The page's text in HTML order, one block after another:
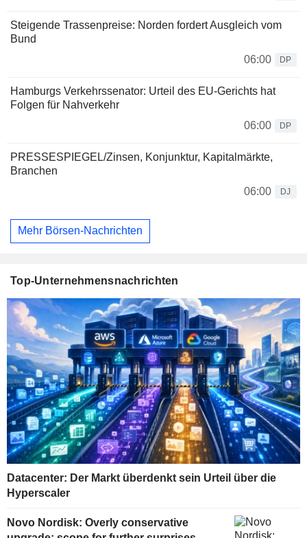
Steigende Trassenpreise: Norden fordert Ausgleich vom
Bund
06:00
DP
Hamburgs Verkehrssenator: Urteil des EU-Gerichts hat
Folgen für Nahverkehr
06:00
DP
PRESSESPIEGEL/Zinsen, Konjunktur, Kapitalmärkte,
Branchen
06:00
DJ
Mehr Börsen-Nachrichten
Top-Unternehmensnachrichten
Datacenter: Der Markt überdenkt sein Urteil über die
Hyperscaler
Novo Nordisk: Overly conservative